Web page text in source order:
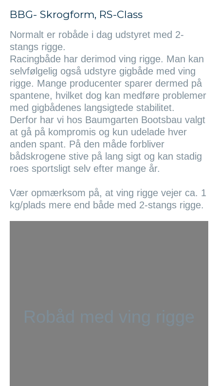
BBG- Skrogform, RS-Class
Normalt er robåde i dag udstyret med 2-
stangs rigge.
Racingbåde har derimod ving rigge. Man kan
selvfølgelig også udstyre gigbåde med ving
rigge. Mange producenter sparer dermed på
spantene, hvilket dog kan medføre problemer
med gigbådenes langsigtede stabilitet.
Derfor har vi hos Baumgarten Bootsbau valgt
at gå på kompromis og kun udelade hver
anden spant. På den måde forbliver
bådskrogene stive på lang sigt og kan stadig
roes sportsligt selv efter mange år.
Vær opmærksom på, at ving rigge vejer ca. 1
kg/plads mere end både med 2-stangs rigge.
Robåd med ving rigge